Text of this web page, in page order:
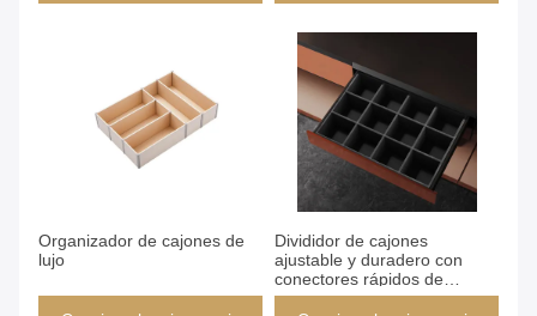
Organizador de cajones de
lujo
Divididor de cajones
ajustable y duradero con
conectores rápidos de
instalación rápida, perfecto